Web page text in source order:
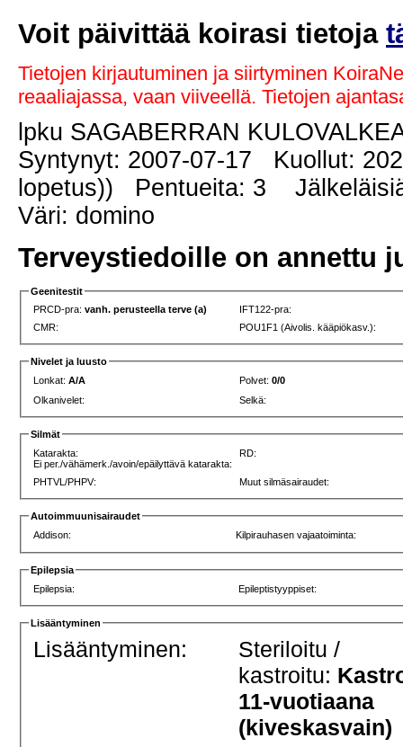
Voit päivittää koirasi tietoja
Tietojen kirjautuminen ja siirtyminen
reaaliajassa, vaan viiveellä. Tietojen
lpku SAGABERRAN
Syntynyt: 2007-07-17 Kuollut:
lopetus)) Pentueita: 3
Väri: domino
Terveystiedoille on annettu
Geenitestit
PRCD-pra:vanh. perusteella terve (a)
IFT122-pra:
CMR:
POU1F1 (Aivolis. kääpiökasv.):
Nivelet ja luusto
Lonkat:A/A Polvet:0/0
Olkanivelet:
Selkä:
Silmät
Katarakta:
Ei per./vähämerk./avoin/epäilyttävä katarakta:
RD:
PHTVL/PHPV: Muut silmäsairaudet:
Autoimmuunisairaudet
Addison:
Kilpirauhasen vajaatoiminta:
Epilepsia
Epilepsia:
Epileptistyyppiset:
Lisääntyminen
Lisääntyminen:
Steriloitu /
kastroitu:
11-vuotiaana
(kiveskasvain)